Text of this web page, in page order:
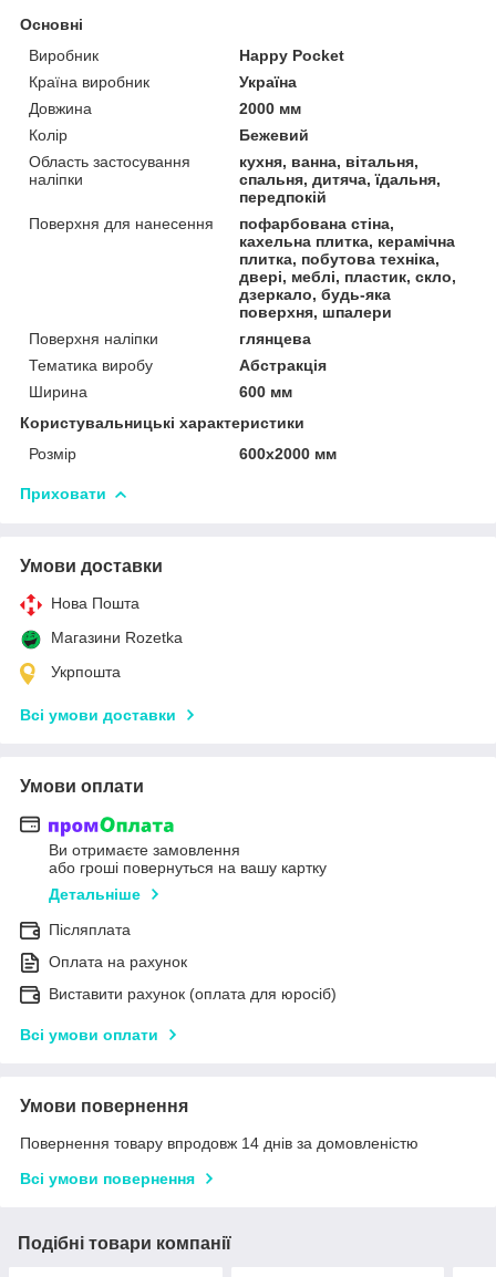
Основні
Виробник
Happy Pocket
Країна виробник
Україна
Довжина
2000 мм
Колір
Бежевий
Область застосування
наліпки
кухня, ванна, вітальня,
спальня, дитяча, їдальня,
передпокій
Поверхня для нанесення
пофарбована стіна,
кахельна плитка, керамічна
плитка, побутова техніка,
двері, меблі, пластик, скло,
дзеркало, будь-яка
поверхня, шпалери
Поверхня наліпки
глянцева
Тематика виробу
Абстракція
Ширина
600 мм
Користувальницькі характеристики
Розмір
600х2000 мм
Приховати
Умови доставки
Нова Пошта
Магазини Rozetka
Укрпошта
Всі умови доставки
Умови оплати
Ви отримаєте замовлення
або гроші повернуться на вашу картку
Детальніше
Післяплата
Оплата на рахунок
Виставити рахунок (оплата для юросіб)
Всі умови оплати
Умови повернення
Повернення товару впродовж 14 днів за домовленістю
Всі умови повернення
Подібні товари компанії